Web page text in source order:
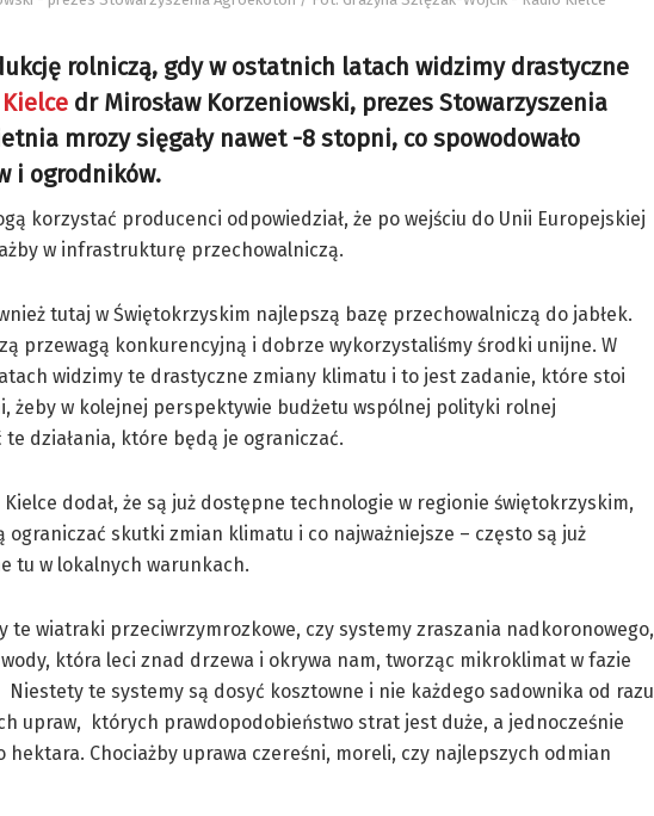
rolniczą, gdy w ostatnich latach widzimy drastyczne
dr Mirosław Korzeniowski, prezes Stowarzyszenia
mrozy sięgały nawet -8 stopni, co spowodowało
i ogrodników.
korzystać producenci odpowiedział, że po wejściu do Unii Europejskiej
w infrastrukturę przechowalniczą.
tutaj w Świętokrzyskim najlepszą bazę przechowalniczą do jabłek.
przewagą konkurencyjną i dobrze wykorzystaliśmy środki unijne. W
widzimy te drastyczne zmiany klimatu i to jest zadanie, które stoi
żeby w kolejnej perspektywie budżetu wspólnej polityki rolnej
te działania, które będą je ograniczać.
Kielce dodał, że są już dostępne technologie w regionie świętokrzyskim,
ograniczać skutki zmian klimatu i co najważniejsze – często są już
tu w lokalnych warunkach.
te wiatraki przeciwrzymrozkowe, czy systemy zraszania nadkoronowego,
która leci znad drzewa i okrywa nam, tworząc mikroklimat w fazie
Niestety te systemy są dosyć kosztowne i nie każdego sadownika od razu
upraw, których prawdopodobieństwo strat jest duże, a jednocześnie
Chociażby uprawa czereśni, moreli, czy najlepszych odmian